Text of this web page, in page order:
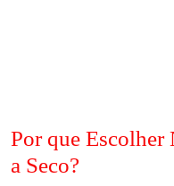
Por que Escolher
a Seco?